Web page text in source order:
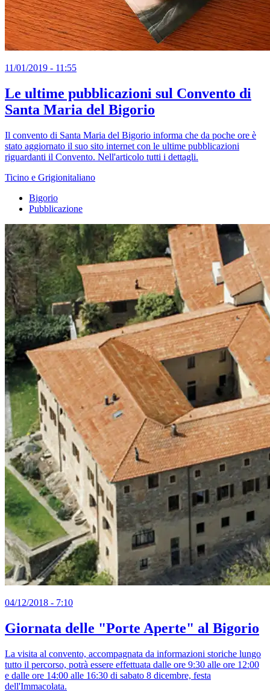
11/01/2019 - 11:55
Le ultime pubblicazioni sul Convento di
Santa Maria del Bigorio
Il convento di Santa Maria del Bigorio informa che da poche ore è
stato aggiornato il suo sito internet con le ultime pubblicazioni
riguardanti il Convento. Nell'articolo tutti i dettagli.
Ticino e Grigionitaliano
Bigorio
Pubblicazione
04/12/2018 - 7:10
Giornata delle "Porte Aperte" al Bigorio
La visita al convento, accompagnata da informazioni storiche lungo
tutto il percorso, potrà essere effettuata dalle ore 9:30 alle ore 12:00
e dalle ore 14:00 alle 16:30 di sabato 8 dicembre, festa
dell'Immacolata.